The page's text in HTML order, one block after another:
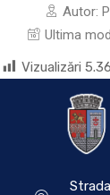
Autor:
Ultima
Vizualizări